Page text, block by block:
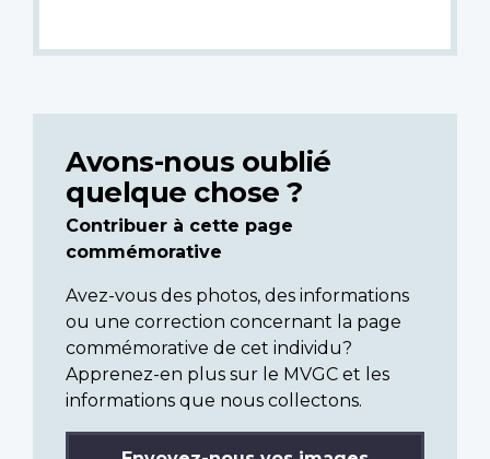
Avons-nous oublié
quelque chose ?
Contribuer à cette page
commémorative
Avez-vous des photos, des informations
ou une correction concernant la page
commémorative de cet individu?
Apprenez-en plus sur le MVGC et les
informations que nous collectons.